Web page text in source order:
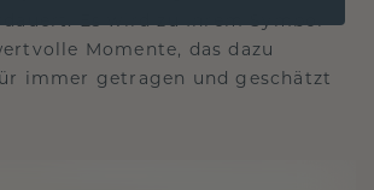
Es wird zu Ihrem Symbol
Momente, das dazu
immer getragen und geschätzt